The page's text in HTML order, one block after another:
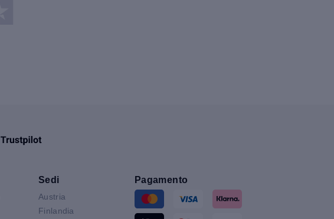
Sedi
Austria
Finlandia
Pagamento